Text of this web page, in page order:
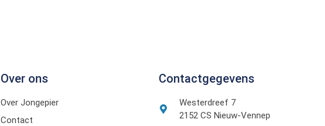
Over ons
Over Jongepier
Contact
Contactgegevens
Westerdreef 7
2152 CS Nieuw-Vennep